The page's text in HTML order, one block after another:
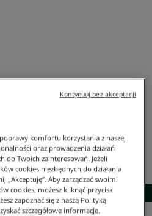
STYLIZACJĘ
komfortu korzystania z naszej
oraz prowadzenia działań
do Twoich zainteresowań. Jeżeli
cookies niezbędnych do działania
„Akceptuję”. Aby zarządzać swoimi
cookies, możesz kliknąć przycisk
zapoznać się z naszą Polityką
szczegółowe informacje.
Kontynuuj bez akceptacji